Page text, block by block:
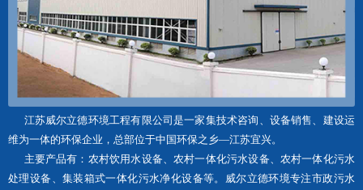
江苏威尔立德环境工程有限公司是一家集技术咨询、设备销售、建设运
维为一体的环保企业，总部位于中国环保之乡—江苏宜兴。
主要产品有：农村饮用水设备、农村一体化污水设备、农村一体化污水
处理设备、集装箱式一体化污水净化设备等。威尔立德环境专注市政污水